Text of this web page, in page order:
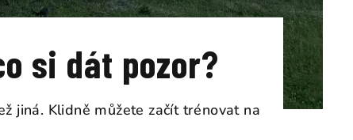
si dát pozor?
jiná. Klidně můžete začít trénovat na